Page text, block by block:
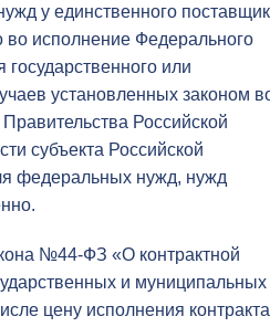
у единственного
во исполнение Федерального
или
установленных законом
Российской
субъекта Российской
федеральных нужд, нужд
№44-ФЗ «О контрактной
и муниципальных
цену исполнения